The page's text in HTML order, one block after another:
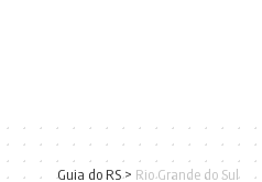
Guia do RS> Rio Grande do Sul